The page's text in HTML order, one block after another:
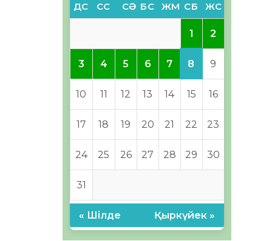
ДС СС СӘ БС ЖМ СБ ЖС
1 2
3 4 5 6 7 8 9
10 11 12 13 14 15 16
17 18 19 20 21 22 23
24 25 26 27 28 29 30
31
« Шілде Қыркүйек »